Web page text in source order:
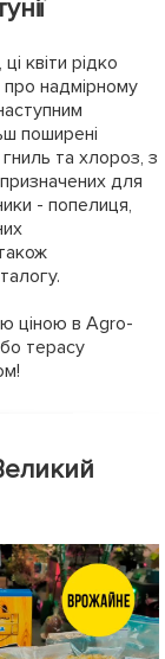
квіти рідко
про надмірному
поширені
та хлороз, з
для
- попелиця,
ціною в Agro-
терасу